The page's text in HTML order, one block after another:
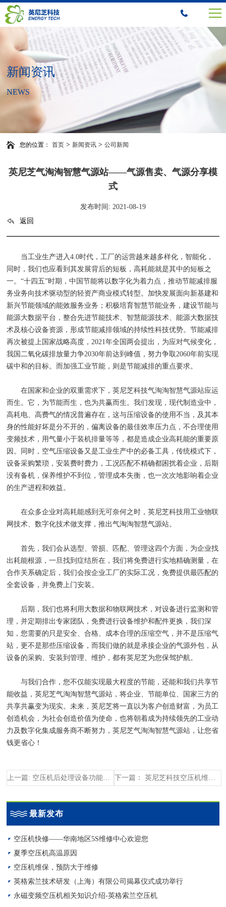
新闻资讯
NEWS
您的位置： 首页 >新闻资讯 >公司新闻
英尼芝气淘淘智慧气源站——气源售卖、气源分享模
式
发布时间: 2021-08-19
返回
当工业生产进入4.0时代，工厂的运营越来越多样化，智能化，
同时，我们也应看到其发展背后的短板，高耗能就是其中的短板之
一。“十四五”时期，中国节能将以数字化为着力点，推动节能减排服
务业务向技术驱动型的轻资产商业模式转型。加快发展面向新基建和
新兴节能领域的能效服务业务；积极培育智慧节能业务，建设节能与
能源大数据平台，整合先进节能技术、智慧能源技术、能源大数据技
术及核心设备资源，形成节能减排领域的持续性科技优势。节能减排
再次被提上国家战略高度，2021年全国两会提出，为应对气候变化，
我国二氧化碳排放量力争2030年前达到峰值，努力争取2060年前实现
碳中和的目标。而加强工业节能，则是节能减排的重点要求。
在国家和企业的双重需求下，英尼芝科技气淘淘智慧气源站应运
而生。它，为节能而生，也为共赢而生。我们发现，现代制造业中，
高耗电、高费气的情况普遍存在，这与压缩设备的使用不当，及其本
身的性能好坏是分不开的，偏离设备的最佳效率压力点，不合理使用
变频技术，用气量小于装机排量等等，都是造成企业高耗能的重要原
因。同时，空气压缩设备又是工业生产中的必备工具，传统模式下，
设备采购繁琐，安装费时费力，工况匹配不精确都困扰着企业，后期
没有备机，保养维护不到位，管理成本失衡，也一次次地影响着企业
的生产进程和效益。
在众多企业对高耗能感到无可奈何之时，英尼芝科技用工业物联
网技术、数字化技术做支撑，推出气淘淘智慧气源站。
首先，我们会从选型、管损、匹配、管理这四个方面，为企业找
出耗能根源，一旦找到症结所在，我们将免费进行实地精确测量，在
合作关系确定后，我们会按企业工厂的实际工况，免费提供最匹配的
全套设备，并免费上门安装。
后期，我们也将利用大数据和物联网技术，对设备进行监测和管
理，并定期排出专家团队，免费进行设备维护和配件更换，我们深
知，您需要的只是安全、合格、成本合理的压缩空气，并不是压缩气
站，更不是那些压缩设备，而我们做的就是承接企业的气源外包，从
设备的采购、安装到管理、维护，都有英尼芝为您保驾护航。
与我们合作，您不仅能实现最大程度的节能，还能和我们共享节
能收益，英尼芝气淘淘智慧气源站，将企业、节能单位、国家三方的
共享共赢变为现实。未来，英尼芝将一直以为客户创造财富，为员工
创造机会，为社会创造价值为使命，也将朝着成为持续领先的工业动
力及数字化集成服务商不断努力，英尼芝气淘淘智慧气源站，让您省
钱更省心！
最新发布
空压机快修——华南地区5S维修中心欢迎您
夏季空压机高温原因
空压机维保，预防大于维修
英格索兰技术研发（上海）有限公司揭幕仪式成功举行
永磁变频空压机相关知识介绍-英格索兰空压机